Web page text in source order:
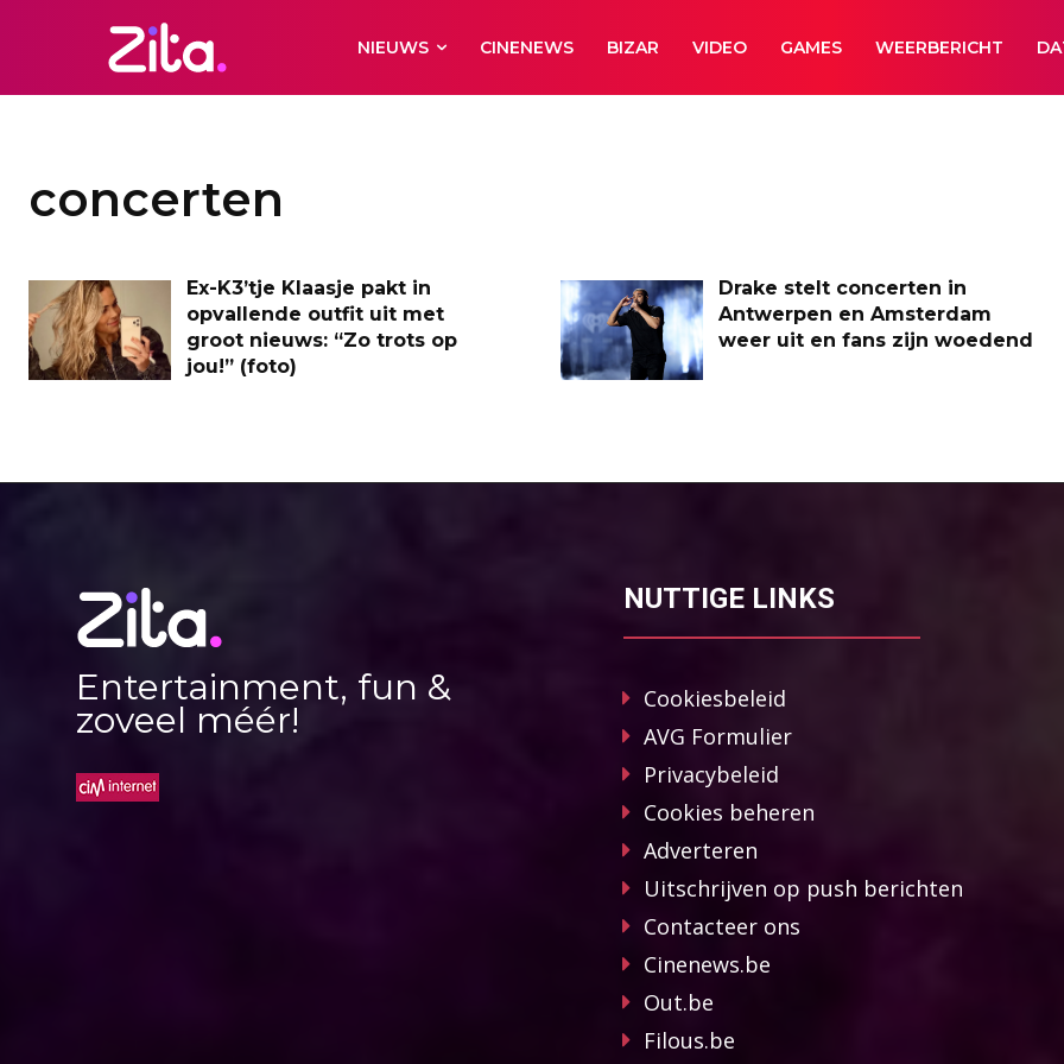
NIEUWS CINENEWS BIZAR VIDEO GAMES WEERBERICHT
concerten
Ex-K3’tje Klaasje pakt in
opvallende outfit uit met
groot nieuws: “Zo trots op
jou!” (foto)
Drake stelt concerten in
Antwerpen en Amsterdam
weer uit en fans zijn woedend
Entertainment, fun &
zoveel méér!
NUTTIGE LINKS
Cookiesbeleid
AVG Formulier
Privacybeleid
Cookies beheren
Adverteren
Uitschrijven op push berichten
Contacteer ons
Cinenews.be
Out.be
Filous.be